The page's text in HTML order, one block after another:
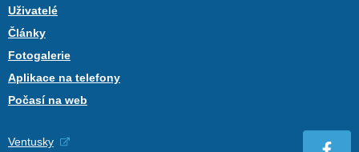
Uživatelé
Články
Fotogalerie
Aplikace na telefony
Počasí na web
Ventusky